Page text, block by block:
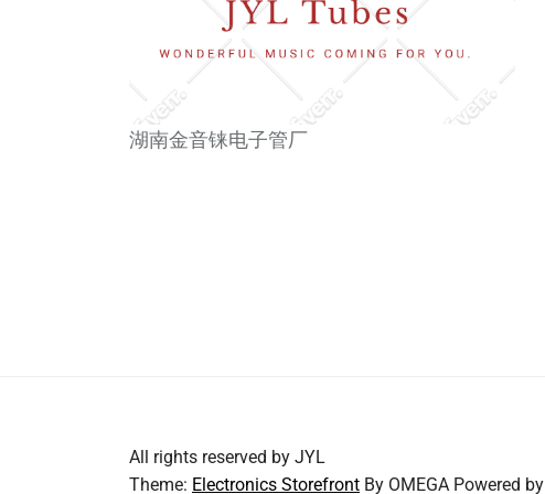
湖南金音铼电子管厂
All rights reserved by JYL
Theme: Electronics Storefront By OMEGA Powered by